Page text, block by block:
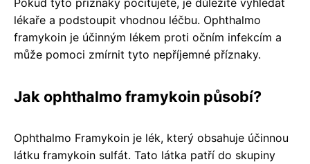
lékaře a podstoupit vhodnou léčbu. Ophthalmo
framykoin je účinným lékem proti očním infekcím a
může pomoci zmírnit tyto nepříjemné příznaky.
Jak ophthalmo framykoin působí?
Ophthalmo Framykoin je lék, který obsahuje účinnou
látku framykoin sulfát. Tato látka patří do skupiny